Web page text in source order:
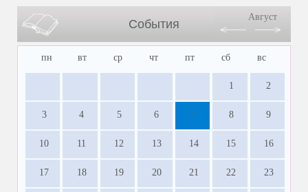
События
Август
пн вт ср чт пт сб вс
1 2
3 4 5 6 7 8 9
10 11 12 13 14 15 16
17 18 19 20 21 22 23